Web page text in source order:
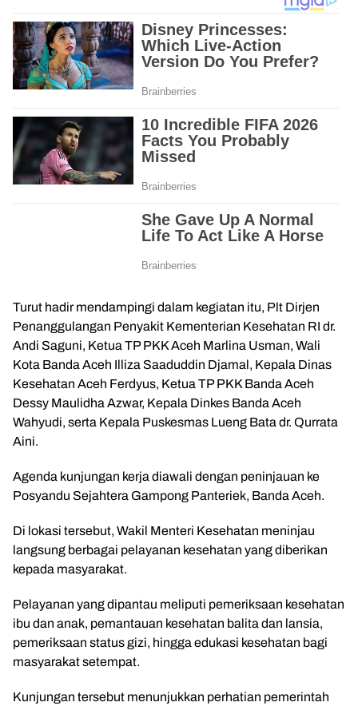
Turut hadir mendampingi dalam kegiatan itu, Plt Dirjen
Penanggulangan Penyakit Kementerian Kesehatan RI dr.
Andi Saguni, Ketua TP PKK Aceh Marlina Usman, Wali
Kota Banda Aceh Illiza Saaduddin Djamal, Kepala Dinas
Kesehatan Aceh Ferdyus, Ketua TP PKK Banda Aceh
Dessy Maulidha Azwar, Kepala Dinkes Banda Aceh
Wahyudi, serta Kepala Puskesmas Lueng Bata dr. Qurrata
Aini.
Agenda kunjungan kerja diawali dengan peninjauan ke
Posyandu Sejahtera Gampong Panteriek, Banda Aceh.
Di lokasi tersebut, Wakil Menteri Kesehatan meninjau
langsung berbagai pelayanan kesehatan yang diberikan
kepada masyarakat.
Pelayanan yang dipantau meliputi pemeriksaan kesehatan
ibu dan anak, pemantauan kesehatan balita dan lansia,
pemeriksaan status gizi, hingga edukasi kesehatan bagi
masyarakat setempat.
Kunjungan tersebut menunjukkan perhatian pemerintah